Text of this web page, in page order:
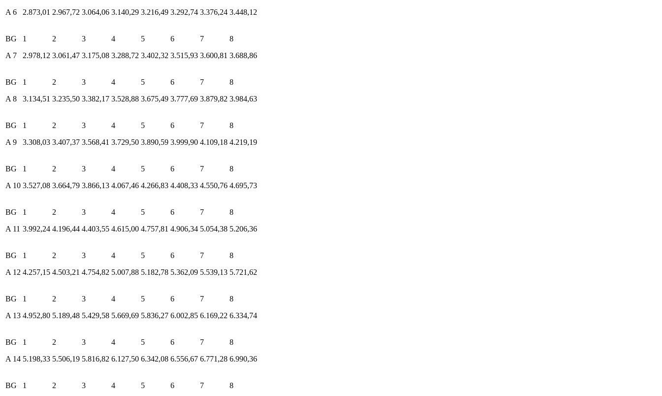
A 6
2.873,01 2.967,72 3.064,06 3.140,29 3.216,49 3.292,74 3.376,24 3.448,12
BG
A 7
1
2.978,12
2
3.061,47
3
3.175,08
4
3.288,72
5
3.402,32
6
3.515,93
7
3.600,81
8
3.688,86
BG
A 8
1
3.134,51
2
3.235,50
3
3.382,17
4
3.528,88
5
3.675,49
6
3.777,69
7
3.879,82
8
3.984,63
BG
A 9
1
3.308,03
2
3.407,37
3
3.568,41
4
3.729,50
5
3.890,59
6
3.999,90
7
4.109,18
8
4.219,19
BG
A 10
1
3.527,08
2
3.664,79
3
3.866,13
4
4.067,46
5
4.266,83
6
4.408,33
7
4.550,76
8
4.695,73
BG
A 11
1
3.992,24
2
4.196,44
3
4.403,55
4
4.615,00
5
4.757,81
6
4.906,34
7
5.054,38
8
5.206,36
BG
A 12
1
4.257,15
2
4.503,21
3
4.754,82
4
5.007,88
5
5.182,78
6
5.362,09
7
5.539,13
8
5.721,62
BG
A 13
1
4.952,80
2
5.189,48
3
5.429,58
4
5.669,69
5
5.836,27
6
6.002,85
7
6.169,22
8
6.334,74
BG
A 14
1
5.198,33
2
5.506,19
3
5.816,82
4
6.127,50
5
6.342,08
6
6.556,67
7
6.771,28
8
6.990,36
BG
1
2
3
4
5
6
7
8